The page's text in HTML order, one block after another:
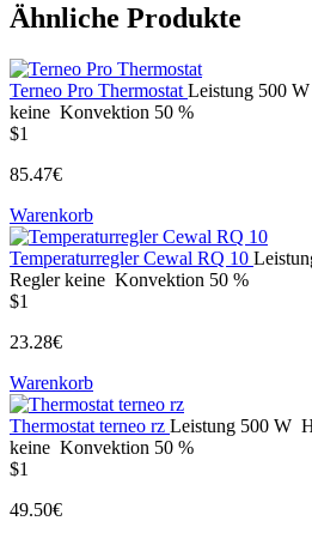
Ähnliche Produkte
Terneo Pro Thermostat Leistung 500 W
keine Konvektion 50 %
$1
85.47€
Warenkorb
Temperaturregler Cewal RQ 10
Regler keine Konvektion 50 %
$1
23.28€
Warenkorb
Thermostat terneo rz Leistung 500 W
keine Konvektion 50 %
$1
49.50€